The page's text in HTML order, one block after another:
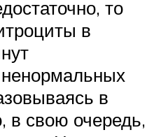
то
в
в
в свою очередь,